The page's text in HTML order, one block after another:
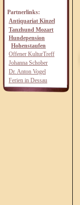
Partnerlinks:
Antiquariat Kinzel
Tanzhund Mozart
Hundepension
Hohenstaufen
Offener KulturTreff
Johanna Schober
Dr. Anton Vogel
Ferien in Dessau